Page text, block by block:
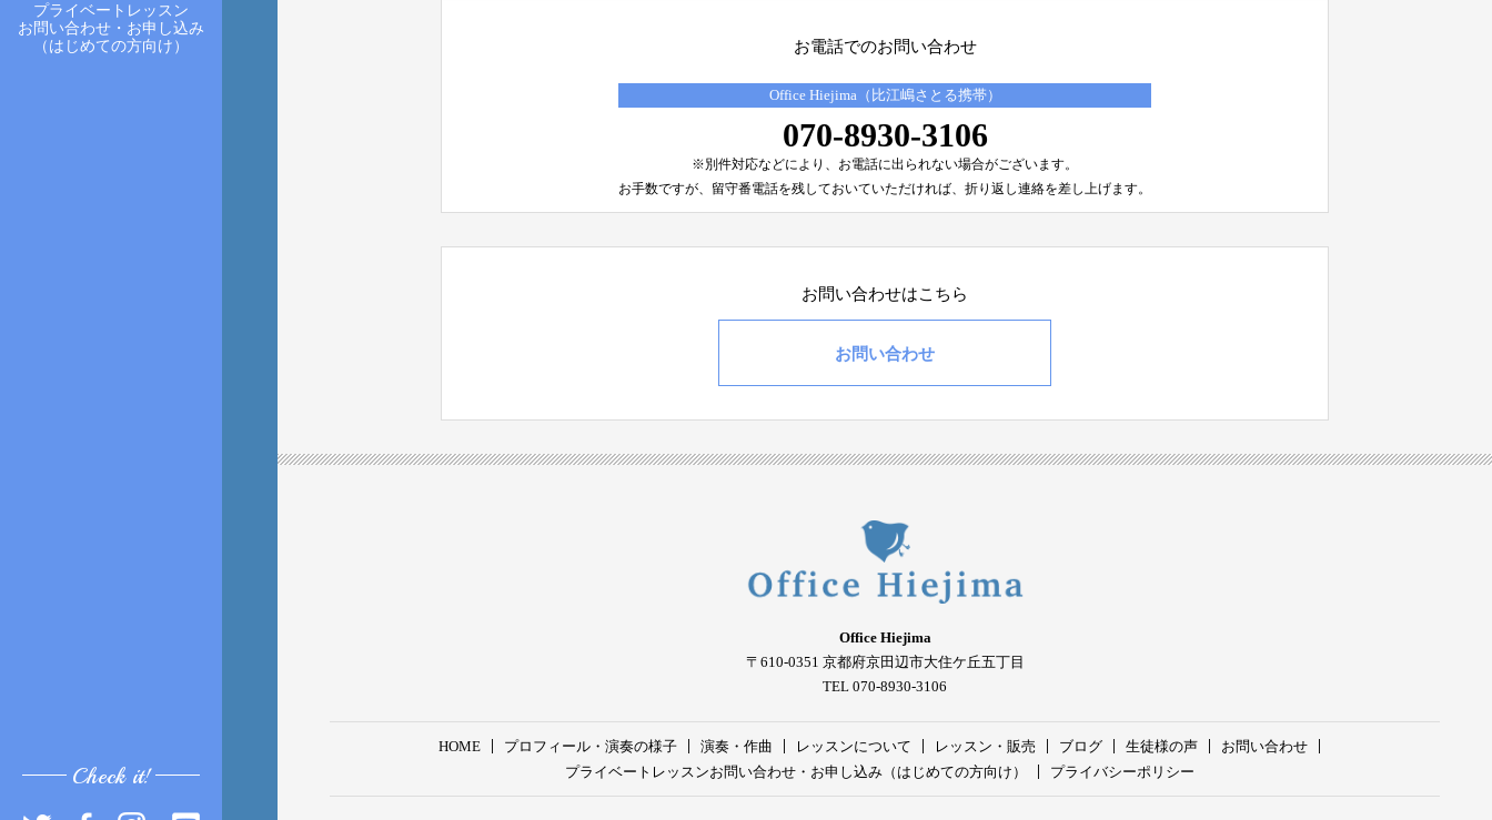
プライベートレッスン
お問い合わせ・お申し込み
（はじめての方向け）
Check it!
お電話でのお問い合わせ
Office Hiejima（比江嶋さとる携帯）
070-8930-3106
※別件対応などにより、 お電話に出られない場合がございます。
お手数ですが、留守番電話を残しておいていただければ、 折り返し連絡を差し上げます。
お問い合わせはこちら
お問い合わせ
Office Hiejima
〒610-0351 京都府京田辺市大住ケ丘五丁目
TEL 070-8930-3106
HOME プロフィール・演奏の様子 演奏・作曲 レッスンについて レッスン・販売 ブログ 生徒様の声
お問い合わせ
プライベートレッスンお問い合わせ・お申し込み（はじめての方向け）
プライバシーポリシー